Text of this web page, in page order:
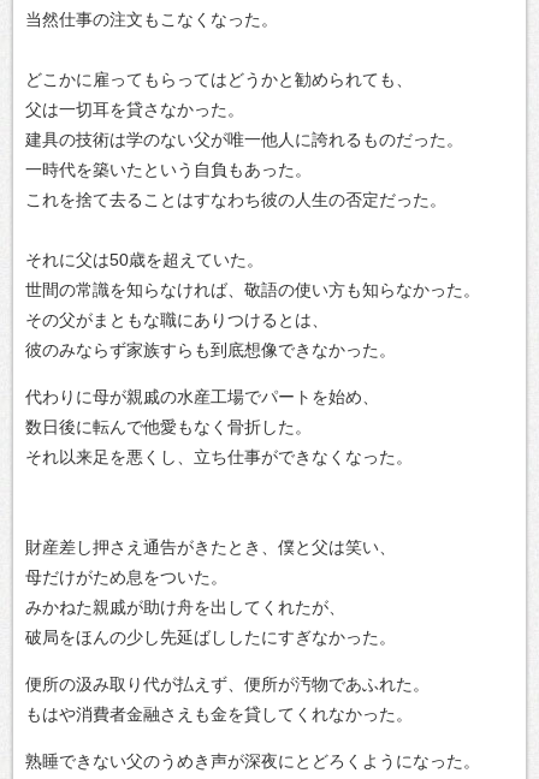
当然仕事の注文もこなくなった。
どこかに雇ってもらってはどうかと勧められても、
父は一切耳を貸さなかった。
建具の技術は学のない父が唯一他人に誇れるものだった。
一時代を築いたという自負もあった。
これを捨て去ることはすなわち彼の人生の否定だった。
それに父は50歳を超えていた。
世間の常識を知らなければ、敬語の使い方も知らなかった。
その父がまともな職にありつけるとは、
彼のみならず家族すらも到底想像できなかった。
代わりに母が親戚の水産工場でパートを始め、
数日後に転んで他愛もなく骨折した。
それ以来足を悪くし、立ち仕事ができなくなった。
財産差し押さえ通告がきたとき、僕と父は笑い、
母だけがため息をついた。
みかねた親戚が助け舟を出してくれたが、
破局をほんの少し先延ばししたにすぎなかった。
便所の汲み取り代が払えず、便所が汚物であふれた。
もはや消費者金融さえも金を貸してくれなかった。
熟睡できない父のうめき声が深夜にとどろくようになった。